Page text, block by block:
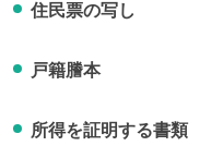
住民票の写し
戸籍謄本
所得を証明する書類